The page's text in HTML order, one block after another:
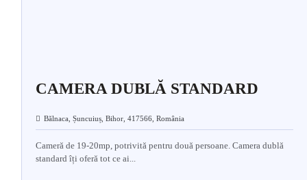
CAMERA DUBLĂ STANDARD
Bălnaca, Șuncuiuș, Bihor, 417566, România
Cameră de 19-20mp, potrivită pentru două persoane. Camera dublă
standard îți oferă tot ce ai...